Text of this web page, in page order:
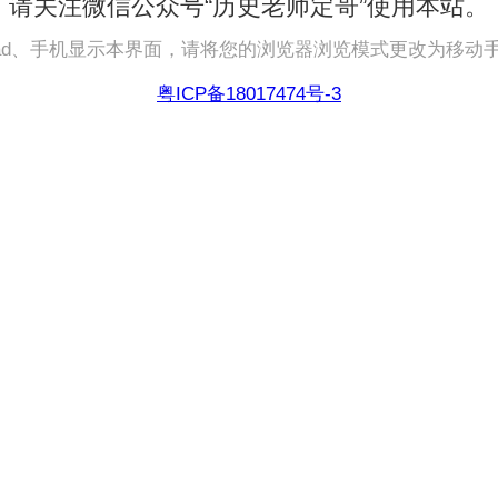
请关注微信公众号“历史老师定哥”使用本站。
、手机显示本界面，请将您的浏览器浏览模式更改为移动
粤ICP备18017474号-3